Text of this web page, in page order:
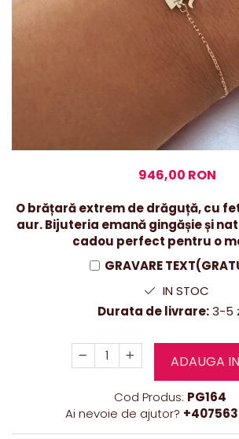
946,00 RON
O brățară extrem de drăguță, cu
aur. Bijuteria emană gingășie și
cadou perfect pentru o
GRAVARE
IN STOC
Durata de livrare:3-5
ADAUGA
Cod Produs: PG164
Ai nevoie de ajutor?